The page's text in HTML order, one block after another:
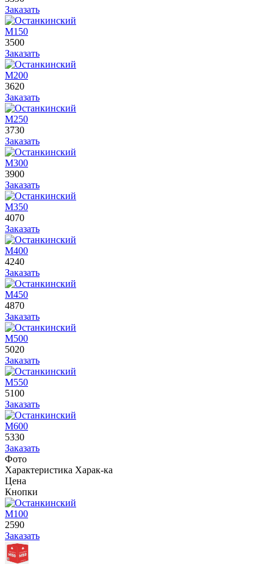
Заказать
М150
3500
Заказать
М200
3620
Заказать
М250
3730
Заказать
М300
3900
Заказать
М350
4070
Заказать
М400
4240
Заказать
М450
4870
Заказать
М500
5020
Заказать
М550
5100
Заказать
М600
5330
Заказать
Фото
Характеристика Харак-ка
Цена
Кнопки
М100
2590
Заказать